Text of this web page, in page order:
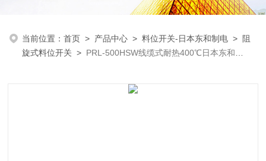
当前位置：首页 > 产品中心 >料位开关-日本东和制电 > 阻
旋式料位开关 > PRL-500HSW线缆式耐热400℃日本东和